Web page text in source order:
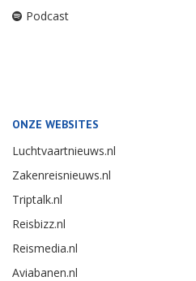
Podcast
ONZE WEBSITES
Luchtvaartnieuws.nl
Zakenreisnieuws.nl
Triptalk.nl
Reisbizz.nl
Reismedia.nl
Aviabanen.nl